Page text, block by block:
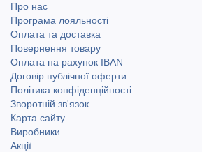
Про нас
Програма лояльності
Оплата та доставка
Повернення товару
Оплата на рахунок IBAN
Договір публічної оферти
Політика конфіденційності
Зворотній зв'язок
Карта сайту
Виробники
Акції